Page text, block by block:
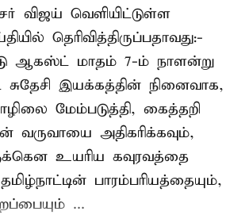
விஜய் வெளியிட்டுள்ள
தெரிவித்திருப்பதாவது:-
ஆகஸ்ட் மாதம் 7-ம் நாளன்று
இயக்கத்தின் நினைவாக,
மேம்படுத்தி, கைத்தறி
வருவாயை அதிகரிக்கவும்,
உயரிய கவுரவத்தை
பாரம்பரியத்தையும்,
...